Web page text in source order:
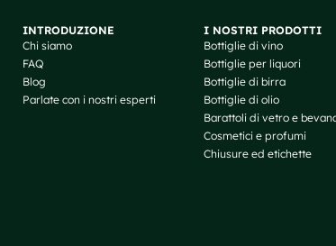
INTRODUZIONE
Chi siamo
FAQ
Blog
Parlate con i nostri esperti
I NOSTRI PRODOTTI
Bottiglie di vino
Bottiglie per liquori
Bottiglie di birra
Bottiglie di olio
Barattoli di vetro e
Cosmetici e profumi
Chiusure ed etichette